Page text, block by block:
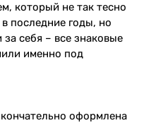
который не так тесно
последние годы, но
за себя – все знаковые
именно под
оформлена